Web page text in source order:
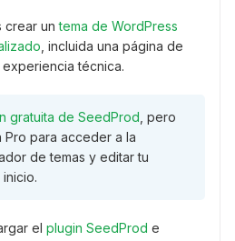
crear untema de WordPress
, incluida una página de
técnica.
gratuita de SeedProd , pero
Pro para acceder a la
de temas y editar tu
el plugin SeedProd e